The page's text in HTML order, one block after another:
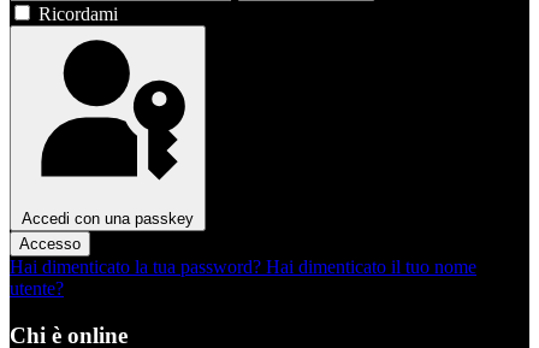
Ricordami
Accedi con una passkey
Accesso
Hai dimenticato la tua password? Hai dimenticato il tuo nome
utente?
Chi è online